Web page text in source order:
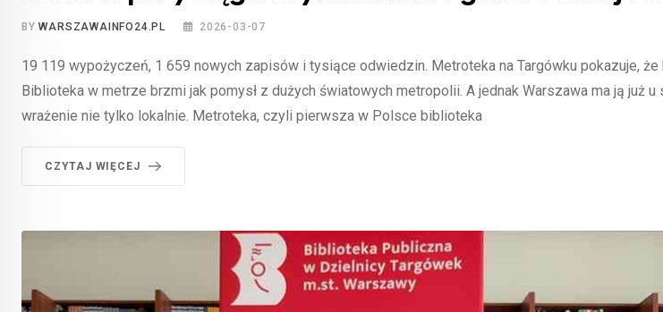
BYWARSZAWAINFO24.PL 2026-03-07
19 119 wypożyczeń, 1 659 nowych zapisów i tysiące odwiedzin. Metroteka na Targówku pokazuje, że
Biblioteka w metrze brzmi jak pomysł z dużych światowych metropolii. A jednak Warszawa ma ją już
wrażenie nie tylko lokalnie. Metroteka, czyli pierwsza w Polsce biblioteka
CZYTAJ WIĘCEJ